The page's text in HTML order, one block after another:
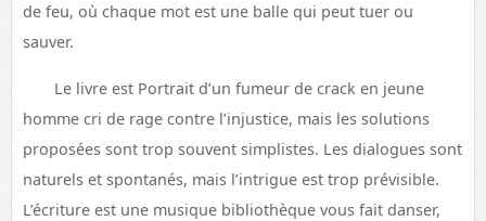
de feu, où chaque mot est une balle qui peut tuer ou
sauver.
Le livre est Portrait d’un fumeur de crack en jeune
homme cri de rage contre l’injustice, mais les solutions
proposées sont trop souvent simplistes. Les dialogues sont
naturels et spontanés, mais l’intrigue est trop prévisible.
L’écriture est une musique bibliothèque vous fait danser,